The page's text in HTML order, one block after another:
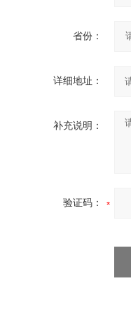
省份：
详细地址：
补充说明：
验证码：